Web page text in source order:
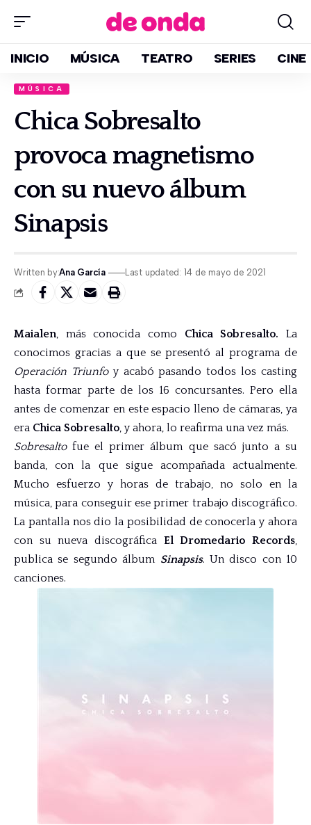
INICIO MÚSICA TEATRO SERIES CINE
MÚSICA
Chica Sobresalto
provoca magnetismo
con su nuevo álbum
Sinapsis
Written by:Ana García Last updated: 14 de mayo de 2021
Maialen, más conocida como Chica Sobresalto. La
conocimos gracias a que se presentó al programa de
Operación Triunfoy acabó pasando todos los casting
hasta formar parte de los 16 concursantes. Pero ella
antes de comenzar en este espacio lleno de cámaras, ya
era Chica Sobresalto, y ahora, lo reafirma una vez más.
Sobresaltofue el primer álbum que sacó junto a su
banda, con la que sigue acompañada actualmente.
Mucho esfuerzo y horas de trabajo, no solo en la
música, para conseguir ese primer trabajo discográfico.
La pantalla nos dio la posibilidad de conocerla y ahora
con su nueva discográfica El Dromedario Records,
publica se segundo álbum Sinapsis. Un disco con 10
canciones.